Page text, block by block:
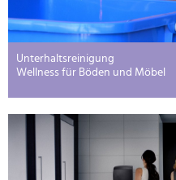
Unterhaltsreinigung
Wellness für Böden und Möbel